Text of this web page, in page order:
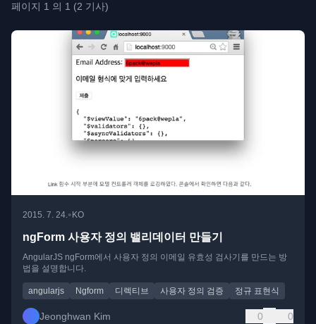
페이지 1 의 1 (2 기사)
2015. 7. 24.• KO
ngForm 사용자 정의 밸리데이터 만들기
AngularJS ngForm에서 사용자 정의 이메일 유효성 검사기를 만드는 방
법을 설명합니다.
angularjs Ngform 디렉티브 사용자 정의 검증 정규 표현식
Jeonghwan Kim 0 0